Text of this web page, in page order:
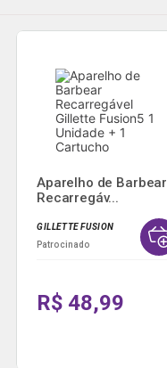
Aparelho de Barbear
Recarregáv...
GILLETTE FUSION
Patrocinado
R$ 48,99